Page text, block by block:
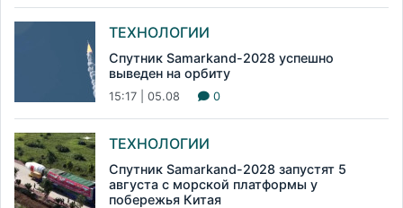
ТЕХНОЛОГИИ
Спутник Samarkand-2028 успешно
выведен на орбиту
15:17 | 05.08 0
ТЕХНОЛОГИИ
Спутник Samarkand-2028 запустят 5
августа с морской платформы у
побережья Китая